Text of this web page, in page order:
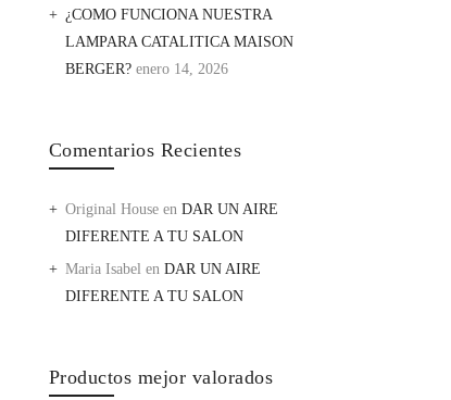
¿COMO FUNCIONA NUESTRA
LAMPARA CATALITICA MAISON
BERGER? enero 14, 2026
Comentarios Recientes
Original Houseen DAR UN AIRE
DIFERENTE A TU SALON
Maria Isabelen DAR UN AIRE
DIFERENTE A TU SALON
Productos mejor valorados